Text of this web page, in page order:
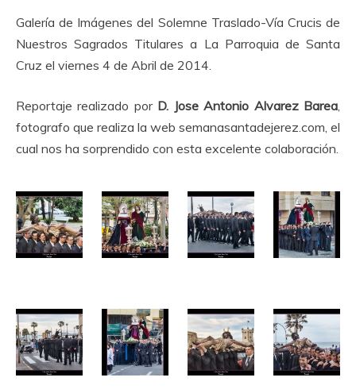
Galería de Imágenes del Solemne Traslado-Vía Crucis de
Nuestros Sagrados Titulares a La Parroquia de Santa
Cruz el viernes 4 de Abril de 2014.
Reportaje realizado por D. Jose Antonio Alvarez Barea,
fotografo que realiza la web semanasantadejerez.com, el
cual nos ha sorprendido con esta excelente colaboración.